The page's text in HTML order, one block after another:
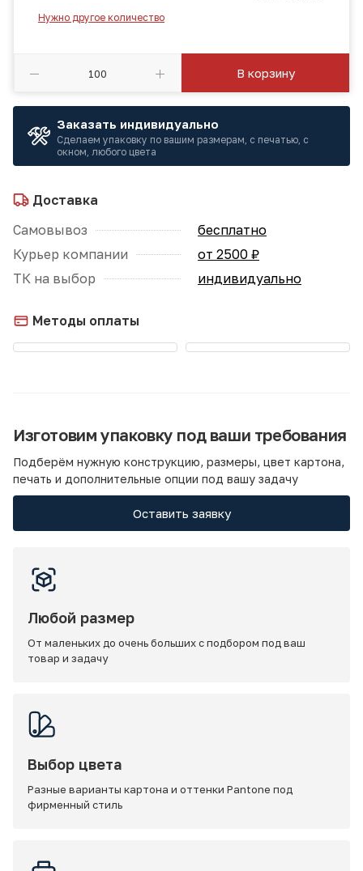
Нужно другое количество
В корзину
Заказать индивидуально
Сделаем упаковку по вашим размерам, с печатью, с
окном, любого цвета
Доставка
Самовывоз
бесплатно
Курьер компании
от 2500 ₽
ТК на выбор
индивидуально
Методы оплаты
Изготовим упаковку под ваши требования
Подберём нужную конструкцию, размеры, цвет картона,
печать и дополнительные опции под вашу задачу
Оставить заявку
Любой размер
От маленьких до очень больших с подбором под ваш
товар и задачу
Выбор цвета
Разные варианты картона и оттенки Pantone под
фирменный стиль